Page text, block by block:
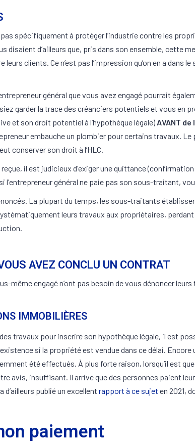
spécifiquement à protéger l’industrie contre les
disaient d’ailleurs que, pris dans son ensemble, cette
clients. Ce n’est pas l’impression qu’on en a dans
général que vous avez engagé pourrait
garder la trace des créanciers potentiels et vous en
et son droit potentiel à l’hypothèque légale) AVANT
embauche un plombier pour certains travaux.
conserver son droit à l’HLC.
il est judicieux d'exiger une quittance
l'entrepreneur général ne paie pas son sous-traitant,
La plupart du temps, les sous-traitants
leurs travaux aux propriétaires,
AVEZ CONCLU UN CONTRAT
même engagé n’ont pas besoin de vous dénoncer
IMMOBILIÈRES
travaux pour inscrire son hypothèque légale, il est
si la propriété est vendue dans ce délai.
été effectués. À plus forte raison, lorsqu’il est
avis, insuffisant. Il arrive que des personnes paient
d’ailleurs publié un excellent rapport à ce sujet en 2021,
paiement